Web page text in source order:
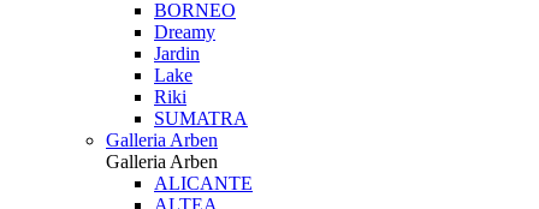
BORNEO
Dreamy
Jardin
Lake
Riki
SUMATRA
Galleria Arben
Galleria Arben
ALICANTE
ALTEA